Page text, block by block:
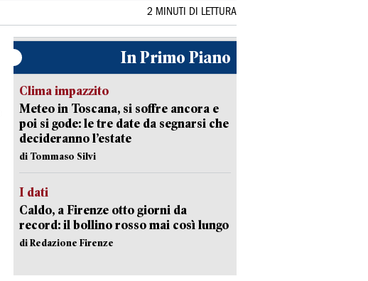
2 MINUTI DI LETTURA
In Primo Piano
Clima impazzito
Meteo in Toscana, si soffre ancora e
poi si gode: le tre date da segnarsi che
decideranno l’estate
di Tommaso Silvi
I dati
Caldo, a Firenze otto giorni da
record: il bollino rosso mai così lungo
di Redazione Firenze